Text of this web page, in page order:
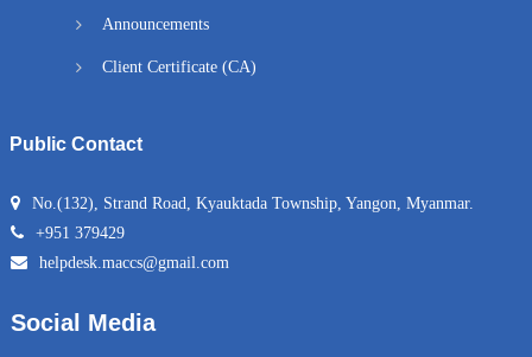
Announcements
Client Certificate (CA)
Public Contact
No.(132), Strand Road, Kyauktada Township, Yangon, Myanmar.
+951 379429
helpdesk.maccs@gmail.com
Social Media